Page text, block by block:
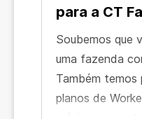
para a CT
Soubemos que
uma fazenda
Também
planos de